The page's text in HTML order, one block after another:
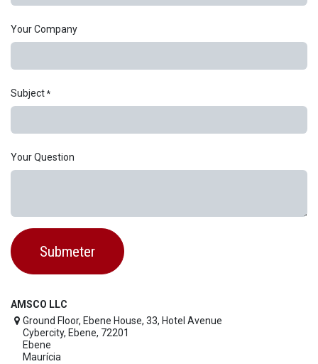
Your Company
Subject *
Your Question
Submeter
AMSCO LLC
Ground Floor, Ebene House, 33, Hotel Avenue
Cybercity, Ebene, 72201
Ebene
Maurícia